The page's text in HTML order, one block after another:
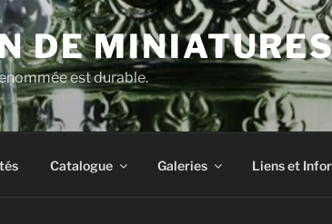
DE
est durable.
Catalogue Galeries Liens et